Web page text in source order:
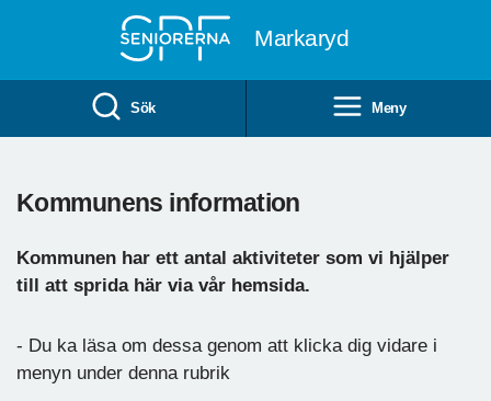
Markaryd
Sök Meny
Kommunens information
Kommunen har ett antal aktiviteter som vi hjälper
till att sprida här via vår hemsida.
- Du ka läsa om dessa genom att klicka dig vidare i
menyn under denna rubrik